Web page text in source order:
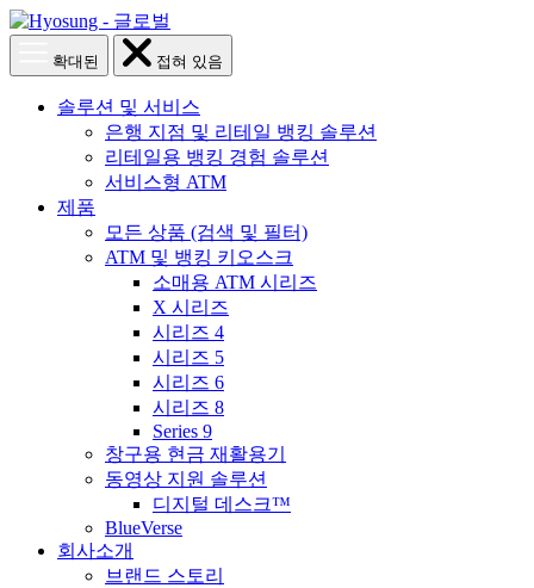
본
문
으
확대된
메
뉴
기
접혀 있음
솔루션 및 서비스
은행 지점 및 리테일 뱅킹 솔루션
리테일용 뱅킹 경험 솔루션
서비스형 ATM
제품
모든 상품 (검색 및 필터)
ATM 및 뱅킹 키오스크
소매용 ATM 시리즈
X 시리즈
시리즈 4
시리즈 5
시리즈 6
시리즈 8
Series 9
창구용 현금 재활용기
동영상 지원 솔루션
디지털 데스크™
BlueVerse
회사소개
브랜드 스토리